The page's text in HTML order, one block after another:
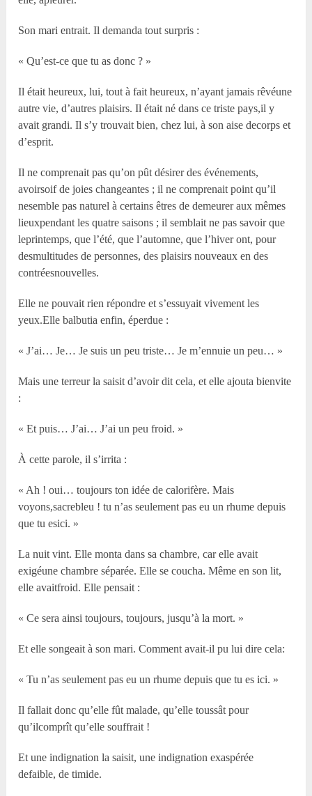
Son mari entrait. Il demanda tout surpris :
« Qu’est-ce que tu as donc ? »
Il était heureux, lui, tout à fait heureux, n’ayant jamais rêvéune
autre vie, d’autres plaisirs. Il était né dans ce triste pays,il y
avait grandi. Il s’y trouvait bien, chez lui, à son aise decorps et
d’esprit.
Il ne comprenait pas qu’on pût désirer des événements,
avoirsoif de joies changeantes ; il ne comprenait point qu’il
nesemble pas naturel à certains êtres de demeurer aux mêmes
lieuxpendant les quatre saisons ; il semblait ne pas savoir que
leprintemps, que l’été, que l’automne, que l’hiver ont, pour
desmultitudes de personnes, des plaisirs nouveaux en des
contréesnouvelles.
Elle ne pouvait rien répondre et s’essuyait vivement les
yeux.Elle balbutia enfin, éperdue :
« J’ai… Je… Je suis un peu triste… Je m’ennuie un peu… »
Mais une terreur la saisit d’avoir dit cela, et elle ajouta bienvite
:
« Et puis… J’ai… J’ai un peu froid. »
À cette parole, il s’irrita :
« Ah ! oui… toujours ton idée de calorifère. Mais
voyons,sacrebleu ! tu n’as seulement pas eu un rhume depuis
que tu esici. »
La nuit vint. Elle monta dans sa chambre, car elle avait
exigéune chambre séparée. Elle se coucha. Même en son lit,
elle avaitfroid. Elle pensait :
« Ce sera ainsi toujours, toujours, jusqu’à la mort. »
Et elle songeait à son mari. Comment avait-il pu lui dire cela:
« Tu n’as seulement pas eu un rhume depuis que tu es ici. »
Il fallait donc qu’elle fût malade, qu’elle toussât pour
qu’ilcomprît qu’elle souffrait !
Et une indignation la saisit, une indignation exaspérée
defaible, de timide.